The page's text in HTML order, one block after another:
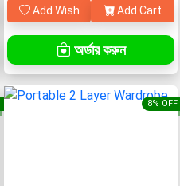
Add Wish Add Cart
অর্ডার করুন
8% OFF